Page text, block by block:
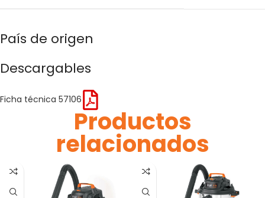
País de origen
Descargables
Ficha técnica 57106
Productos
relacionados